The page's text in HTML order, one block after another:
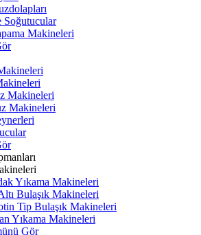
Soğutucular
Makineleri
Makineleri
Makineleri
Yıkama Makineleri
Bulaşık Makineleri
Tip Bulaşık Makineleri
Yıkama Makineleri
Gör